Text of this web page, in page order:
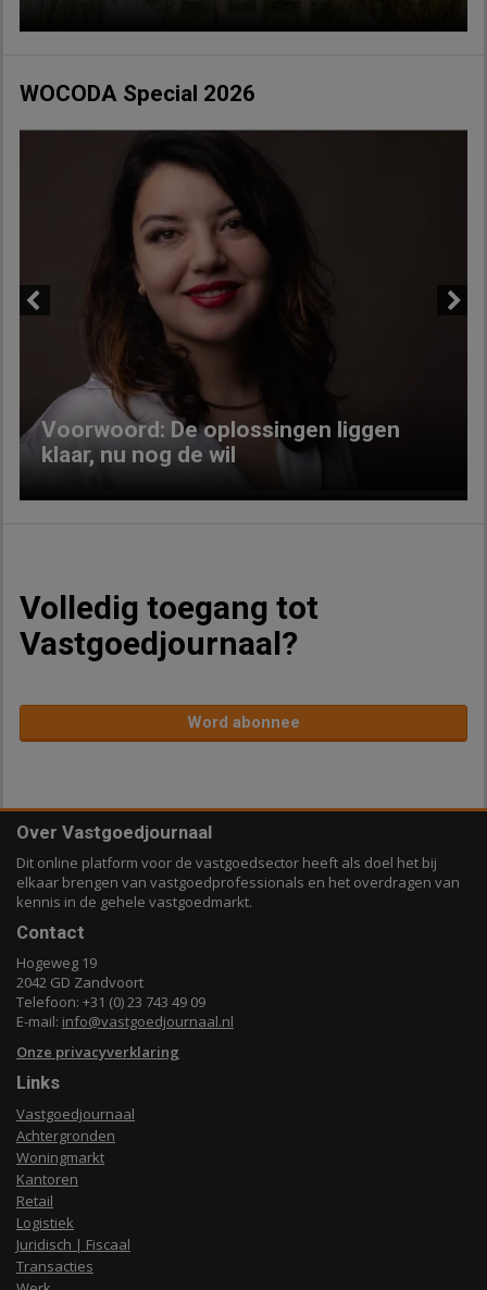
WOCODA Special 2026
Voorwoord: De oplossingen liggen
klaar, nu nog de wil
Volledig toegang tot
Vastgoedjournaal?
Word abonnee
Over Vastgoedjournaal
Dit online platform voor de vastgoedsector heeft als doel het bij
elkaar brengen van vastgoedprofessionals en het overdragen van
kennis in de gehele vastgoedmarkt.
Contact
Hogeweg 19
2042 GD Zandvoort
Telefoon: +31 (0) 23 743 49 09
E-mail: info@vastgoedjournaal.nl
Onze privacyverklaring
Links
Vastgoedjournaal
Achtergronden
Woningmarkt
Kantoren
Retail
Logistiek
Juridisch | Fiscaal
Transacties